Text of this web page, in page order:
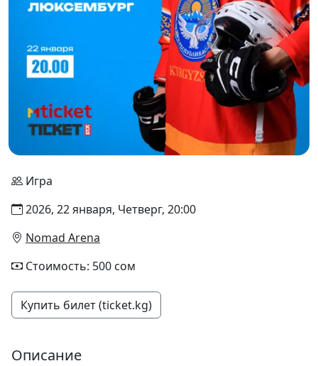
Игра
2026, 22 января, Четверг, 20:00
Nomad Arena
Стоимость: 500 сом
Купить билет (ticket.kg)
Описание